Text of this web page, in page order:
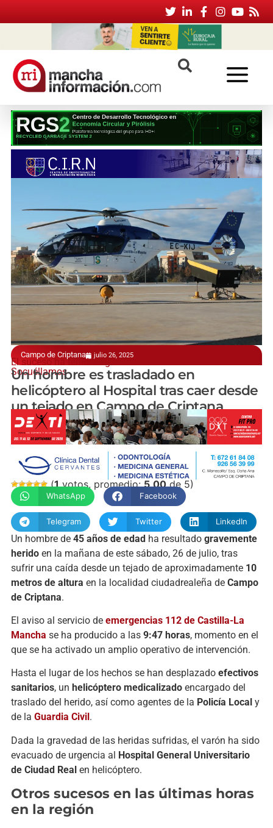
Campo de Criptana julio 26, 2025
El suceso ha tenido lugar este sábado en la calle
Socuéllamos
Un hombre es trasladado en
helicóptero al Hospital tras caer desde
un tejado en Campo de Criptana
manchainformacion.com
(1votos, promedio:5,00de 5)
WhatsApp Facebook
Telegram Twitter LinkedIn
Un hombre de 45 años de edadha resultado gravemente
heridoen la mañana de este sábado, 26 de julio, tras
sufrir una caída desde un tejado de aproximadamente 10
metros de altura en la localidad ciudadrealeña de Campo
de Criptana.
El aviso al servicio de emergencias 112 de Castilla-La
Mancha se ha producido a las 9:47 horas, momento en el
que se ha activado un amplio operativo de intervención.
Hasta el lugar de los hechos se han desplazado efectivos
sanitarios, un helicóptero medicalizadoencargado del
traslado del herido, así como agentes de la Policía Local y
de la Guardia Civil .
Dada la gravedad de las heridas sufridas, el varón ha sido
evacuado de urgencia al Hospital General Universitario
de Ciudad Realen helicóptero.
Otros sucesos en las últimas horas
en la región